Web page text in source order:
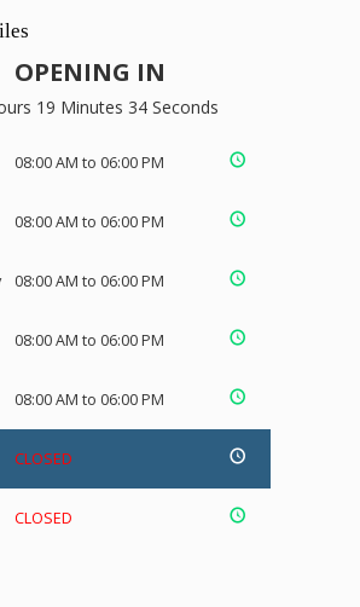
OPENING IN
19 Minutes 33 Seconds
08:00 AM to 06:00 PM
08:00 AM to 06:00 PM
08:00 AM to 06:00 PM
08:00 AM to 06:00 PM
08:00 AM to 06:00 PM
CLOSED
CLOSED